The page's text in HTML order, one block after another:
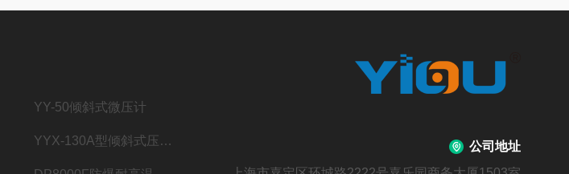
YY-50倾斜式微压计
YYX-130A型倾斜式压力计
公司地址